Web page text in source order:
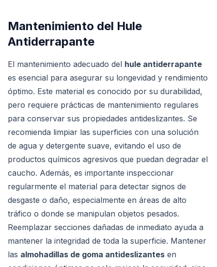
Mantenimiento del Hule
Antiderrapante
El mantenimiento adecuado del hule antiderrapante
es esencial para asegurar su longevidad y rendimiento
óptimo. Este material es conocido por su durabilidad,
pero requiere prácticas de mantenimiento regulares
para conservar sus propiedades antideslizantes. Se
recomienda limpiar las superficies con una solución
de agua y detergente suave, evitando el uso de
productos químicos agresivos que puedan degradar el
caucho. Además, es importante inspeccionar
regularmente el material para detectar signos de
desgaste o daño, especialmente en áreas de alto
tráfico o donde se manipulan objetos pesados.
Reemplazar secciones dañadas de inmediato ayuda a
mantener la integridad de toda la superficie. Mantener
las almohadillas de goma antideslizantes en